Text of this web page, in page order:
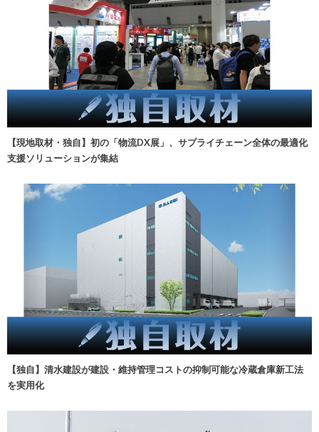
【現地取材・独自】初の「物流DX展」、サプライチェーン全体の最適化
支援ソリューションが集結
【独自】清水建設が建設・維持管理コストの抑制可能な冷蔵倉庫新工法
を実用化